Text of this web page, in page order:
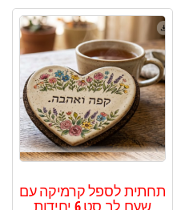
תחתית לספל קרמיקה עם
שעם לב סט 6 יחידות